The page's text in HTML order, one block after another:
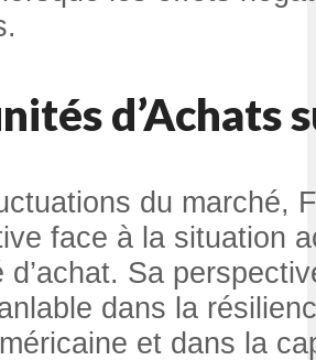
d’Achats
du marché,
face à la situation
d’achat. Sa
dans la
et dans la